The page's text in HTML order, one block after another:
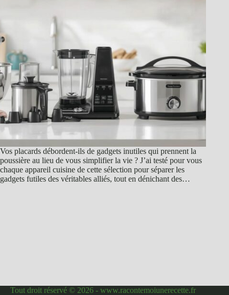
Vos placards débordent-ils de gadgets inutiles qui prennent la
poussière au lieu de vous simplifier la vie ? J’ai testé pour vous
chaque appareil cuisine de cette sélection pour séparer les
gadgets futiles des véritables alliés, tout en dénichant des…
Tout droit réservé © 2026 - www.racontemoiunerecette.fr